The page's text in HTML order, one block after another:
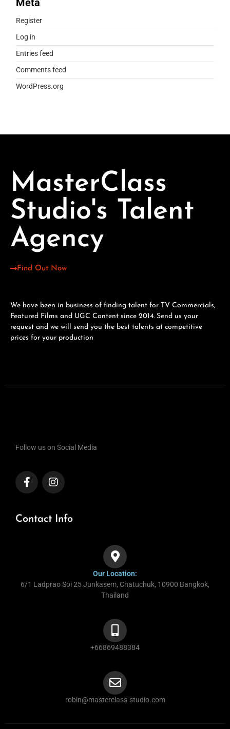
Register
Log in
Entries feed
Comments feed
WordPress.org
MasterClass
Studio's Talent
Agency
Find Out Now
We have been in business of finding talent for TV Commercials,
Featured Films and UGC Content since 2014. Send us your
request and we will send you the best talents at competitive
prices for your production
Follow us on Social Media
Contact Info
Our Location:
6/1 Ladprao Soi 25 Junkasem, Chatuchuk, 10900 Bangkok,
Thailand
+66869488384
robin@masterclass-studio.com